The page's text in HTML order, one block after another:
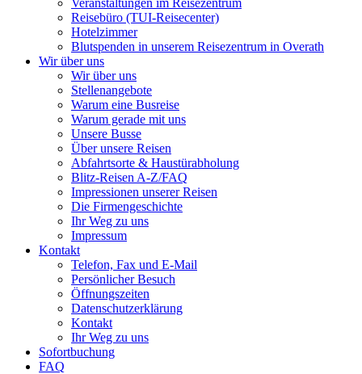
Veranstaltungen im Reisezentrum
Reisebüro (TUI-Reisecenter)
Hotelzimmer
Blutspenden in unserem Reisezentrum in Overath
Wir über uns
Wir über uns
Stellenangebote
Warum eine Busreise
Warum gerade mit uns
Unsere Busse
Über unsere Reisen
Abfahrtsorte & Haustürabholung
Blitz-Reisen A-Z/FAQ
Impressionen unserer Reisen
Die Firmengeschichte
Ihr Weg zu uns
Impressum
Kontakt
Telefon, Fax und E-Mail
Persönlicher Besuch
Öffnungszeiten
Datenschutzerklärung
Kontakt
Ihr Weg zu uns
Sofortbuchung
FAQ